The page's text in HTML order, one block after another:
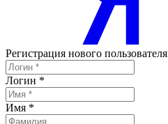
Регистрация нового пользователя
Логин *
Имя *